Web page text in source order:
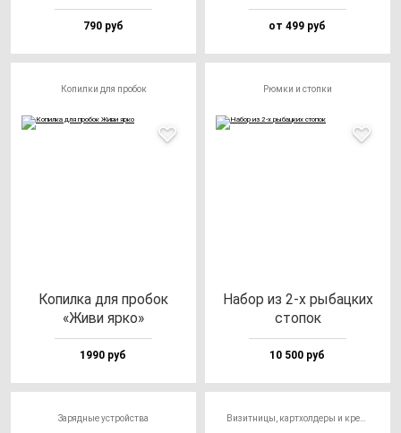
790 руб от 499 руб
Копилки для пробок
Копил­ка для про­бок
«Живи яр­ко»
1990 руб
Рюмки и стопки
Набор из 2-х ры­бац­ких
сто­пок
10 500 руб
Зарядные устройства